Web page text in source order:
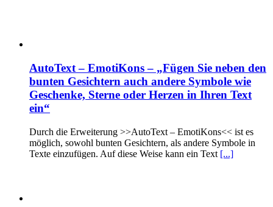
AutoText – EmotiKons – „Fügen Sie neben den
bunten Gesichtern auch andere Symbole wie
Geschenke, Sterne oder Herzen in Ihren Text
ein“
Durch die Erweiterung >>AutoText – EmotiKons<< ist es
möglich, sowohl bunten Gesichtern, als andere Symbole in
Texte einzufügen. Auf diese Weise kann ein Text [...]